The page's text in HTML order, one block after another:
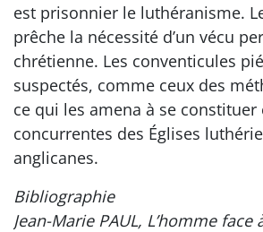
est prisonnier le luthéranisme.
prêche la nécessité d’un vécu
chrétienne. Les conventicules
suspectés, comme ceux des
ce qui les amena à se constituer
concurrentes des Églises
anglicanes.
Bibliographie
Jean-Marie PAUL, L’homme